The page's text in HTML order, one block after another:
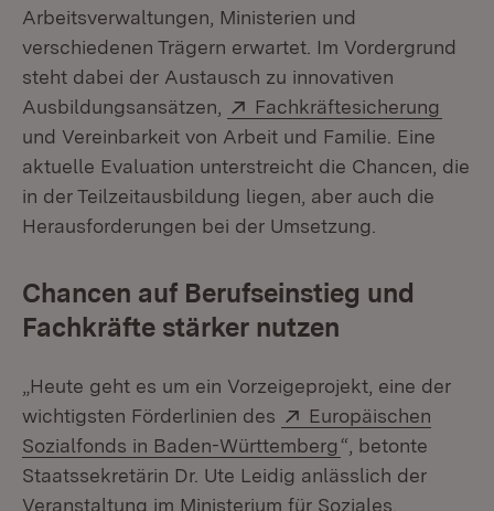
Arbeitsverwaltungen, Ministerien und
verschiedenen Trägern erwartet. Im Vordergrund
steht dabei der Austausch zu innovativen
Ausbildungsansätzen,
Extern:
Fachkräftesicherung
und Vereinbarkeit von Arbeit und Familie. Eine
aktuelle Evaluation unterstreicht die Chancen, die
in der Teilzeitausbildung liegen, aber auch die
Herausforderungen bei der Umsetzung.
Chancen auf Berufseinstieg und
Fachkräfte stärker nutzen
„Heute geht es um ein Vorzeigeprojekt, eine der
wichtigsten Förderlinien des
Extern:
Europäischen
Sozialfonds in Baden-Württemberg(Öffnet in
“, betonte
Staatssekretärin Dr. Ute Leidig anlässlich der
Veranstaltung im Ministerium für Soziales,